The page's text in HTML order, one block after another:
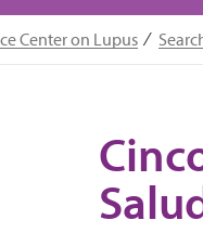
Center on Lupus